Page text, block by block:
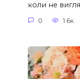
коли не
0 1.6к.